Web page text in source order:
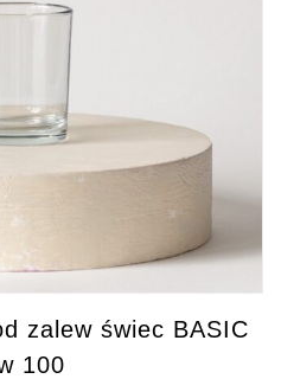
zalew świec BASIC
100